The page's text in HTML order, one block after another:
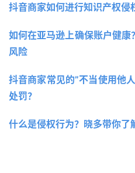
抖音商家如何进行知识产权侵
如何在亚马逊上确保账户健
风险
抖音商家常见的”不当使用他
处罚？
什么是侵权行为？晓多带你了